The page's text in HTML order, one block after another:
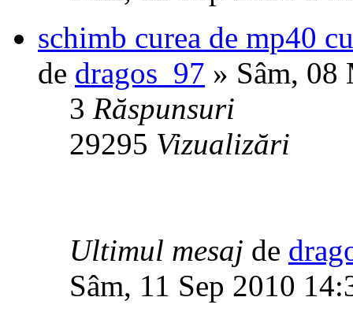
schimb curea de mp40
de dragos_97 » Sâm, 08
3 Răspunsuri
29295 Vizualizări
Ultimul mesaj de
Sâm, 11 Sep 2010